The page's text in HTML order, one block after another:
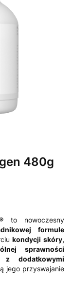
480g
to nowoczesny
formule
kondycji skóry,
sprawności
z dodatkowymi
jego przyswajanie